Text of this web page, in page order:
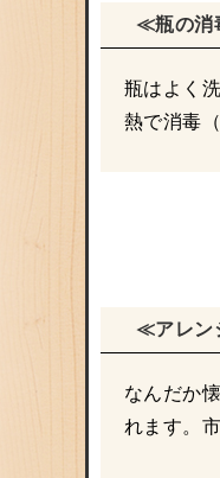
≪瓶の消
瓶はよく
熱で消毒
≪アレン
なんだか
れます。